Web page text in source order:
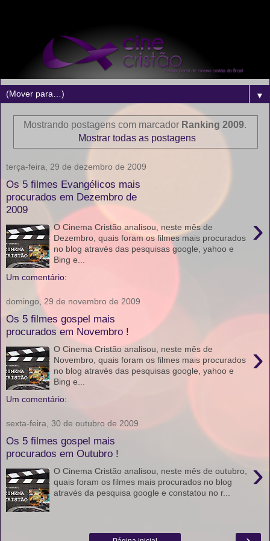
▼
Mostrando postagens com marcador Ranking 2009.
Mostrar todas as postagens
terça-feira, 29 de dezembro de 2009
Os 5 filmes Evangélicos mais
procurados em Dezembro de
2009
›
O Cinema Cristão analisou, neste mês de
Dezembro, quais foram os filmes mais procurados
no blog através das pesquisas google, yahoo e
Bing e...
Um comentário:
domingo, 29 de novembro de 2009
Os 5 filmes gospel mais
procurados em Novembro !
›
O Cinema Cristão analisou, neste mês de
Novembro, quais foram os filmes mais procurados
no blog através das pesquisas google, yahoo e
Bing e...
Um comentário:
sexta-feira, 30 de outubro de 2009
Os 5 filmes gospel mais
procurados em Outubro !
›
O Cinema Cristão analisou, neste mês de outubro,
quais foram os filmes mais procurados no blog
através da pesquisa google e constatou no r...